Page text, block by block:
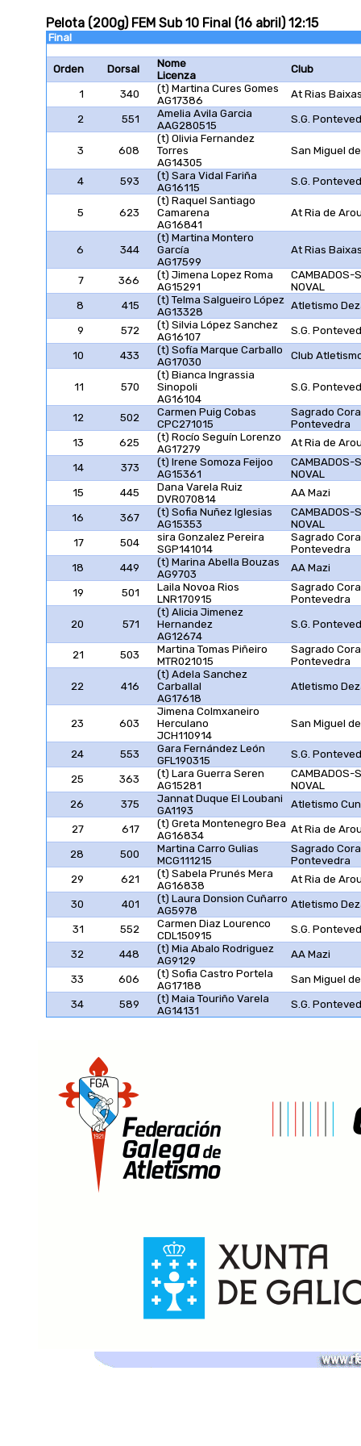
Final
Orden Dorsal
Nome
Licenza
Club
1 340
(t) Martina Cures Gomes
AG17386
At Rias
2 551
Amelia Avila Garcia
AAG280515
S.G.
3 608
(t) Olivia Fernandez
Torres
AG14305
San Miguel
4 593
(t) Sara Vidal Fariña
AG16115
S.G.
5 623
(t) Raquel Santiago
Camarena
AG16841
At Ria de
6 344
(t) Martina Montero
García
AG17599
At Rias
7 366
(t) Jimena Lopez Roma
AG15291
CAMBADOS-
NOVAL
8
415
(t) Telma Salgueiro López
AG13328
Atletismo
9 572
(t) Silvia López Sanchez
AG16107
S.G.
10 433
(t) Sofía Marque Carballo
AG17030
Club
11 570
(t) Bianca Ingrassia
Sinopoli
AG16104
S.G.
12 502
Carmen Puig Cobas
CPC271015
Sagrado
Pontevedra
13
625
(t) Rocío Seguín Lorenzo
AG17279
At Ria de
14 373
(t) Irene Somoza Feijoo
AG15361
CAMBADOS-
NOVAL
15
445
Dana Varela Ruiz
DVR070814
AA Mazi
16 367
(t) Sofia Nuñez Iglesias
AG15353
CAMBADOS-
NOVAL
17
504
sira Gonzalez Pereira
SGP141014
Sagrado
Pontevedra
18
449
(t) Marina Abella Bouzas
AG9703
AA Mazi
19 501
Laila Novoa Rios
LNR170915
Sagrado
Pontevedra
20 571
(t) Alicia Jimenez
Hernandez
AG12674
S.G.
21 503
Martina Tomas Piñeiro
MTR021015
Sagrado
Pontevedra
22 416
(t) Adela Sanchez
Carballal
AG17618
Atletismo
23 603
Jimena Colmxaneiro
Herculano
JCH110914
San Miguel
24 553
Gara Fernández León
GFL190315
S.G.
25 363
(t) Lara Guerra Seren
AG15281
CAMBADOS-
NOVAL
26
375
Jannat Duque El Loubani
GA1193
Atletismo
27 617
(t) Greta Montenegro Bea
AG16834
At Ria de
28 500
Martina Carro Gulias
MCG111215
Sagrado
Pontevedra
29
621
(t) Sabela Prunés Mera
AG16838
At Ria de
30 401
(t) Laura Donsion Cuñarro
AG5978
Atletismo
31 552
Carmen Diaz Lourenco
CDL150915
S.G.
32 448
(t) Mia Abalo Rodriguez
AG9129
AA Mazi
33 606
(t) Sofia Castro Portela
AG17188
San Miguel
34 589
(t) Maia Touriño Varela
AG14131
S.G.
Pelota (200g) FEM Sub 10 Final (16 abril) 12:15